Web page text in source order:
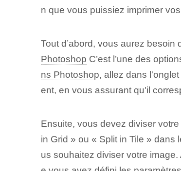
n que vous puissiez imprimer
Tout d’abord, vous aurez besoin
Photoshop C’est l’une des
ns Photoshop, allez dans
ent, en vous assurant qu'il
Ensuite, vous devez diviser
in Grid » ou « Split in Tile »
us souhaitez diviser votre